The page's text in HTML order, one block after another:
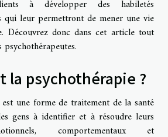
à développer des habiletés
qui leur permettront de mener une vie
Découvrez donc dans cet article tout
la psychothérapie ?
une forme de traitement de la santé
gens à identifier et à résoudre leurs
comportementaux et